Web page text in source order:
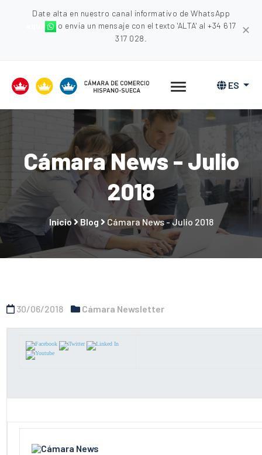
Date alta en nuestro canal informativo de WhatsApp
o envia un mensaje con el texto 'ALTA' al +34 617
317 028.
✕
ES
Cámara News - Julio
2018
Inicio Blog Cámara News - Julio 2018
30/06/2018 Cámara Newsletter